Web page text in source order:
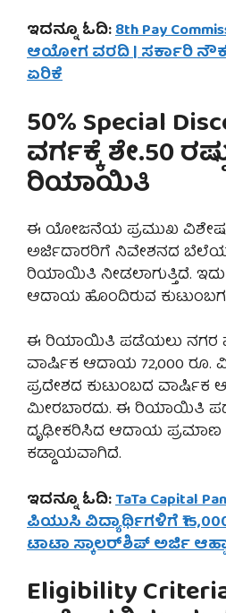
ಇದನ್ನೂ ಓದಿ:8th Pay
ಆಯೋಗ ವರದಿ | ಸರ್ಕಾರಿ
ಏರಿಕೆ
50% Special
ವರ್ಗಕ್ಕೆ ಶೇ.50
ರಿಯಾಯಿತಿ
ಈ ಯೋಜನೆಯ ಪ್ರಮುಖ ವಿಶೇಷತೆ
ಅರ್ಜಿದಾರರಿಗೆ ನಿವೇಶನದ
ರಿಯಾಯಿತಿ ನೀಡಲಾಗುತ್ತಿದೆ.
ಆದಾಯ ಹೊಂದಿರುವ
ಈ ರಿಯಾಯಿತಿ ಪಡೆಯಲು ನಗರ
ವಾರ್ಷಿಕ ಆದಾಯ 72,000 ರೂ.
ಪ್ರದೇಶದ ಕುಟುಂಬದ ವಾರ್ಷಿಕ
ಮೀರಬಾರದು. ಈ ರಿಯಾಯಿತಿ
ದೃಢೀಕರಿಸಿದ ಆದಾಯ ಪ್ರಮಾಣ
ಕಡ್ಡಾಯವಾಗಿದೆ.
ಇದನ್ನೂ ಓದಿ:TaTa Capital
ಪಿಯುಸಿ ವಿದ್ಯಾರ್ಥಿಗಳಿಗೆ
ಟಾಟಾ ಸ್ಕಾಲರ್‌ಶಿಪ್ ಅರ್ಜಿ
Eligibility